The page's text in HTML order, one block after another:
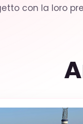
con la loro